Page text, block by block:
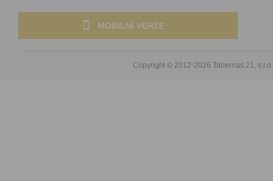
MOBILNÍ VERZE
Copyright © 2012-2026 Tabernas 21, s.r.o.